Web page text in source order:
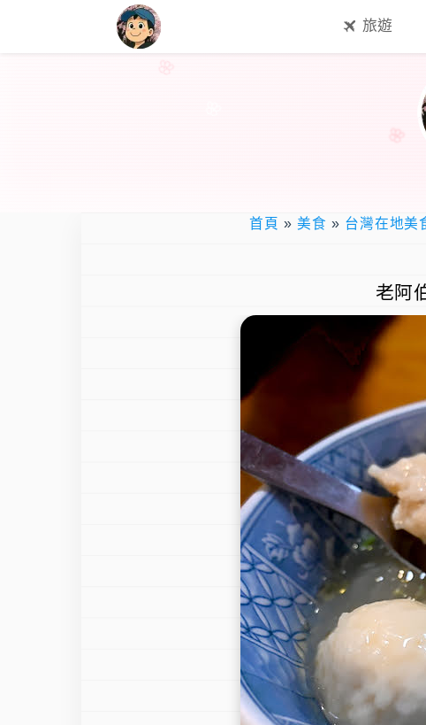
旅遊
首頁 » 美食 » 台灣在地美
老阿